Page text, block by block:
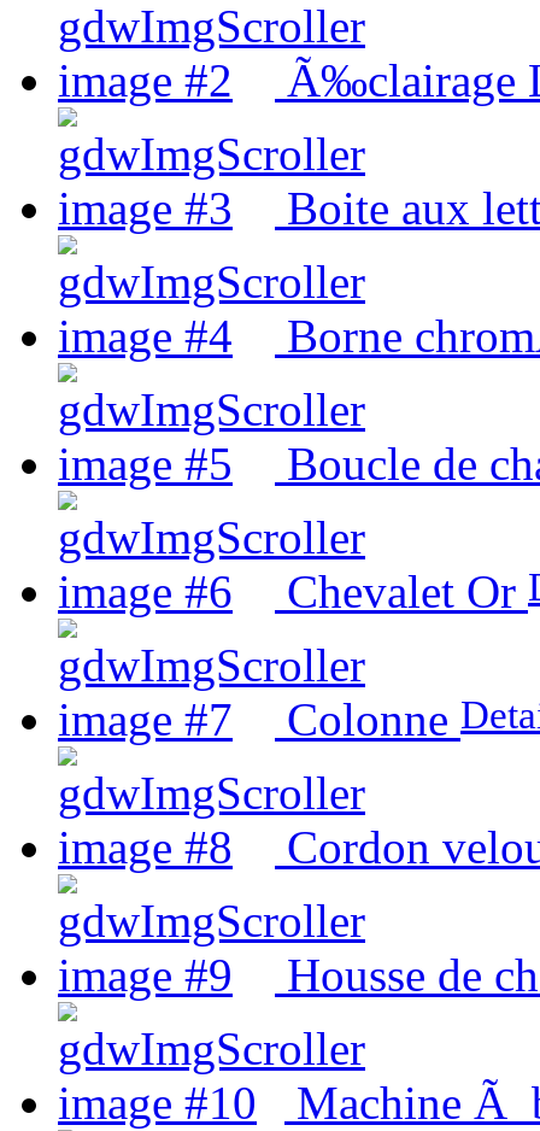
Ã‰clairage
Boite aux
Borne
Boucle de
Chevalet Or
Colonne
Cordon
Housse de
Machine Ã